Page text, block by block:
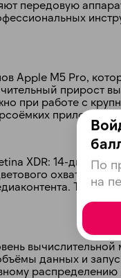
передовую
Apple M5 Pro,
прирост
при работе с
приложений.
XDR: 14-
охвата P3,
данных и
По
на